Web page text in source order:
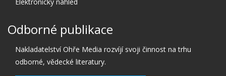
Odborné publikace
Nakladatelství Ohře Media rozvíjí svoji činnost na trhu
odborné, vědecké literatury.